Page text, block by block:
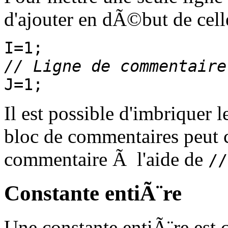
d'ajouter en dÃ©but de
I=1;
// Ligne de
J=1;
Il est possible d'imbriquer
bloc de commentaires peut
commentaire Ã l'aide de //
Constante entiÃ¨re